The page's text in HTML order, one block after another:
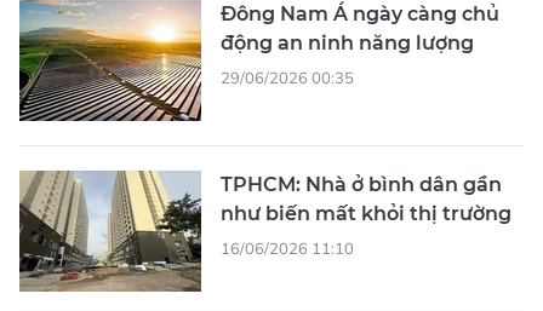
Đông Nam Á ngày càng chủ
động an ninh năng lượng
29/06/2026 00:35
TPHCM: Nhà ở bình dân gần
như biến mất khỏi thị trường
16/06/2026 11:10